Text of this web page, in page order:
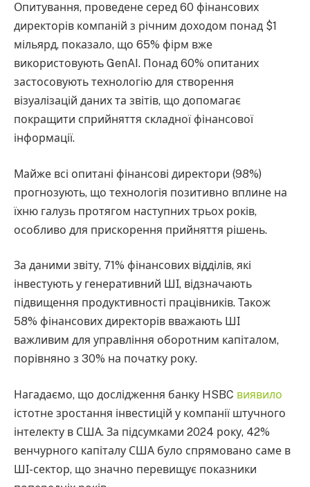
Опитування, проведене серед 60 фінансових
директорів компаній з річним доходом понад $1
мільярд, показало, що 65% фірм вже
використовують GenAI. Понад 60% опитаних
застосовують технологію для створення
візуалізацій даних та звітів, що допомагає
покращити сприйняття складної фінансової
інформації.
Майже всі опитані фінансові директори (98%)
прогнозують, що технологія позитивно вплине на
їхню галузь протягом наступних трьох років,
особливо для прискорення прийняття рішень.
За даними звіту, 71% фінансових відділів, які
інвестують у генеративний ШІ, відзначають
підвищення продуктивності працівників. Також
58% фінансових директорів вважають ШІ
важливим для управління оборотним капіталом,
порівняно з 30% на початку року.
Нагадаємо, що дослідження банку HSBC виявило
істотне зростання інвестицій у компанії штучного
інтелекту в США. За підсумками 2024 року, 42%
венчурного капіталу США було спрямовано саме в
ШІ-сектор, що значно перевищує показники